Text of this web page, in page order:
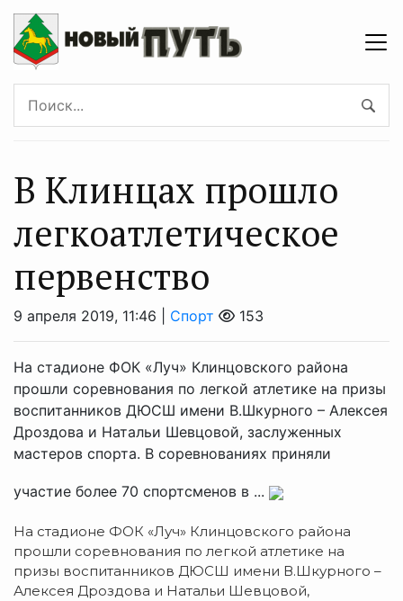
В Клинцах прошло
легкоатлетическое
первенство
9 апреля 2019, 11:46 | Спорт 153
На стадионе ФОК «Луч» Клинцовского района
прошли соревнования по легкой атлетике на призы
воспитанников ДЮСШ имени В.Шкурного – Алексея
Дроздова и Натальи Шевцовой, заслуженных
мастеров спорта. В соревнованиях приняли
участие более 70 спортсменов в ...
На стадионе ФОК «Луч» Клинцовского района
прошли соревнования по легкой атлетике на
призы воспитанников ДЮСШ имени В.Шкурного –
Алексея Дроздова и Натальи Шевцовой,